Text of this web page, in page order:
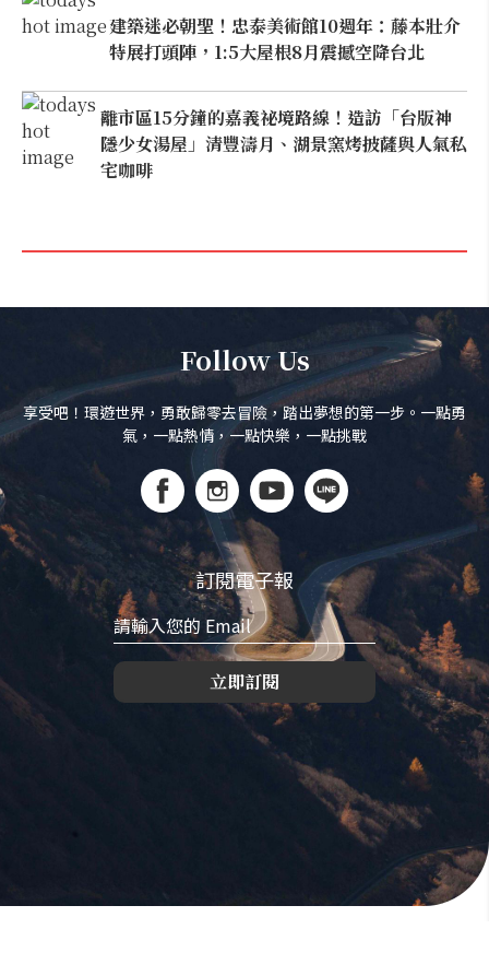
建築迷必朝聖！忠泰美術館10週年：藤本壯介
特展打頭陣，1:5大屋根8月震撼空降台北
離市區15分鐘的嘉義祕境路線！造訪「台版神
隱少女湯屋」清豐濤月、湖景窯烤披薩與人氣私
宅咖啡
Follow Us
享受吧！環遊世界，勇敢歸零去冒險，踏出夢想的第一步。一點勇
氣，一點熱情，一點快樂，一點挑戰
訂閱電子報
立即訂閱